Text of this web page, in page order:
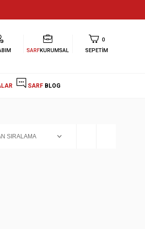
SARFKURUMSAL
0
SEPETIM
SARF BLOG